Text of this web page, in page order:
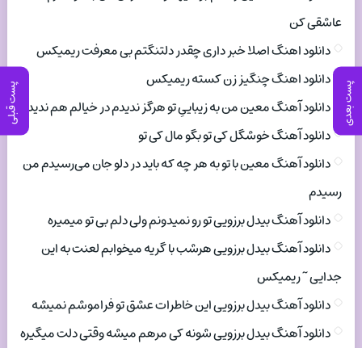
پست بعدی پست قبلی
عاشقی کن
دانلود اهنگ اصلا خبر داری چقدر دلتنگتم بی معرفت ریمیکس
دانلود اهنگ چنگیز زن کسته ریمیکس
دانلود آهنگ معین من به زیباییِ تو هرگز ندیدم در خیالم هم ندیدم
دانلود آهنگ خوشگل کی تو بگو مال کی تو
دانلود آهنگ معین با تو به هر چه که باید در دلو جان می‌رسیدم من
رسیدم
دانلود آهنگ بیدل برزویی تو رو نمیدونم ولی دلم بی تو میمیره
دانلود آهنگ بیدل برزویی هرشب با گریه میخوابم لعنت به این
جدایی ~ ریمیکس
دانلود آهنگ بیدل برزویی این خاطرات عشق تو فراموشم نمیشه
دانلود آهنگ بیدل برزویی شونه کی مرهم میشه وقتی دلت میگیره